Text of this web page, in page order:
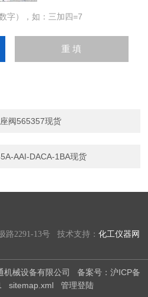
字），如：三加四=7
阀565357现货
AAI-DACA-1BA现货
路2291-13号 技术支持：化工仪器网
机械设备有限公司 备案号：沪ICP备
sitemap.xml 管理登陆